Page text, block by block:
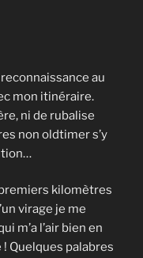
au
mon itinéraire.
ni de rubalise
non oldtimer s’y
kilomètres
virage je me
m’a l’air bien en
Quelques palabres